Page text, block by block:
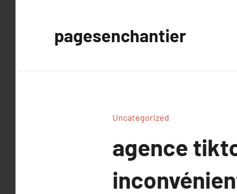
pagesenchantier
Uncategorized
agence